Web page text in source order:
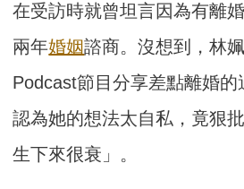
在受訪時就曾坦言因為有離
兩年婚姻諮商。沒想到，林
Podcast節目分享差點離婚
認為她的想法太自私，竟狠
生下來很衰」。